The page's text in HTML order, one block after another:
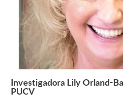
Investigadora Lily Orland-
PUCV